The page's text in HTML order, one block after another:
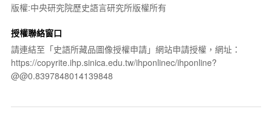
版權:中央研究院歷史語言研究所版權所有
授權聯絡窗口
請連結至「史語所藏品圖像授權申請」網站申請授權，網址：
https://copyrite.ihp.sinica.edu.tw/ihponlinec/ihponline?
@@0.8397848014139848